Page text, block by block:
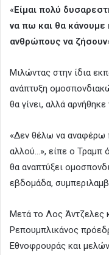
«Eίμαι πολύ
να πω και θα κάνουμε
ανθρώπους να ζήσουν
Μιλώντας στην ίδια
ανάπτυξη
θα γίνει, αλλά
«Δεν θέλω να αναφέρω
αλλού…», είπε ο Τραμπ
θα αναπτύξει
εβδομάδα,
Μετά το Λος Άντζελες
Ρεπουμπλικάνος
Εθνοφρουράς και